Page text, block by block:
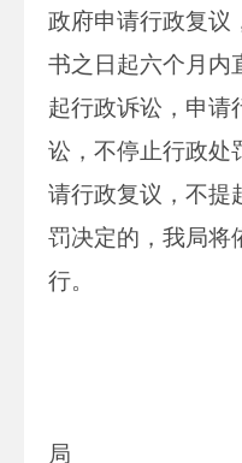
政府申请行政复议
书之日起六个月内
起行政诉讼，申请
讼，不停止行政处
请行政复议，不提
罚决定的，我局将
行。
保山
局